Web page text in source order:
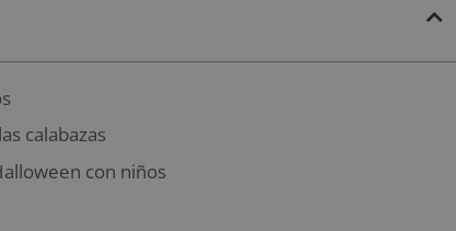
calabazas
con niños